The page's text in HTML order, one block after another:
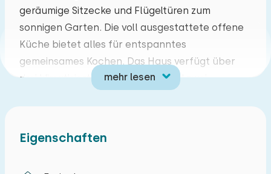
geräumige Sitzecke und Flügeltüren zum
sonnigen Garten. Die voll ausgestattete offene
Küche bietet alles für entspanntes
gemeinsames Kochen. Das Haus verfügt über
drei klimatisierte Schlafzimmer und zwei
Sonnenliegen und einem praktischen
mehr lesen
10 11 12 13 14 15
17 18 19 20 21
Eigenschaften